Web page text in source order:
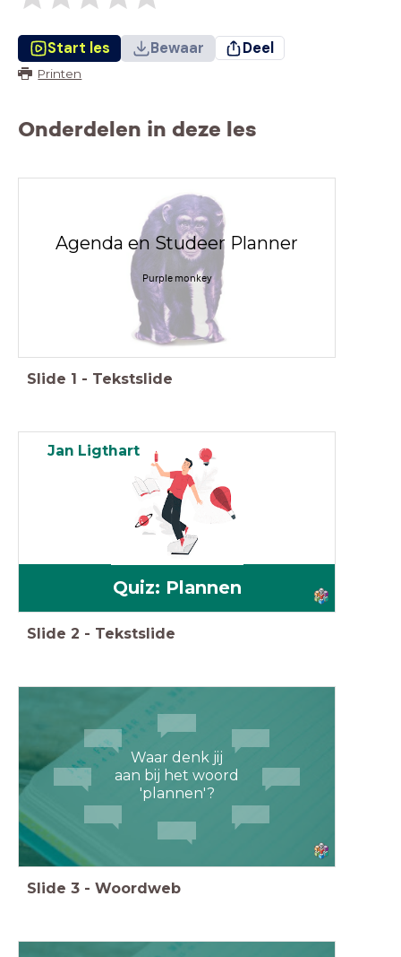
Start les Bewaar Deel
Printen
Onderdelen in deze les
Agenda en Studeer Planner
Purple monkey
Slide 1 - Tekstslide
Quiz: Plannen
Jan Ligthart
Slide 2 - Tekstslide
Waar denk jij
aan bij het woord
'plannen'?
Slide 3 - Woordweb